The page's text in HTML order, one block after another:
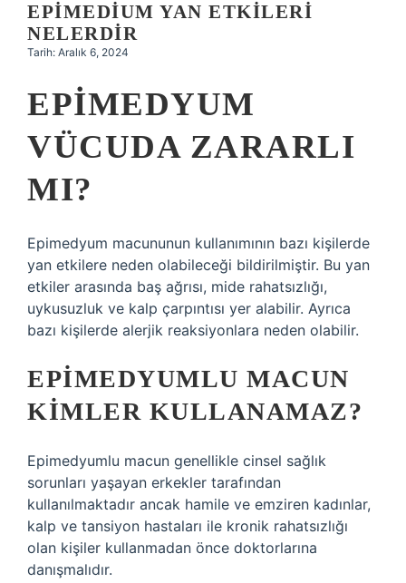
EPIMEDIUM YAN ETKILERI
NELERDIR
Tarih: Aralık 6, 2024
EPIMEDYUM
VÜCUDA ZARARLI
MI?
Epimedyum macununun kullanımının bazı kişilerde
yan etkilere neden olabileceği bildirilmiştir. Bu yan
etkiler arasında baş ağrısı, mide rahatsızlığı,
uykusuzluk ve kalp çarpıntısı yer alabilir. Ayrıca
bazı kişilerde alerjik reaksiyonlara neden olabilir.
EPIMEDYUMLU MACUN
KIMLER KULLANAMAZ?
Epimedyumlu macun genellikle cinsel sağlık
sorunları yaşayan erkekler tarafından
kullanılmaktadır ancak hamile ve emziren kadınlar,
kalp ve tansiyon hastaları ile kronik rahatsızlığı
olan kişiler kullanmadan önce doktorlarına
danışmalıdır.